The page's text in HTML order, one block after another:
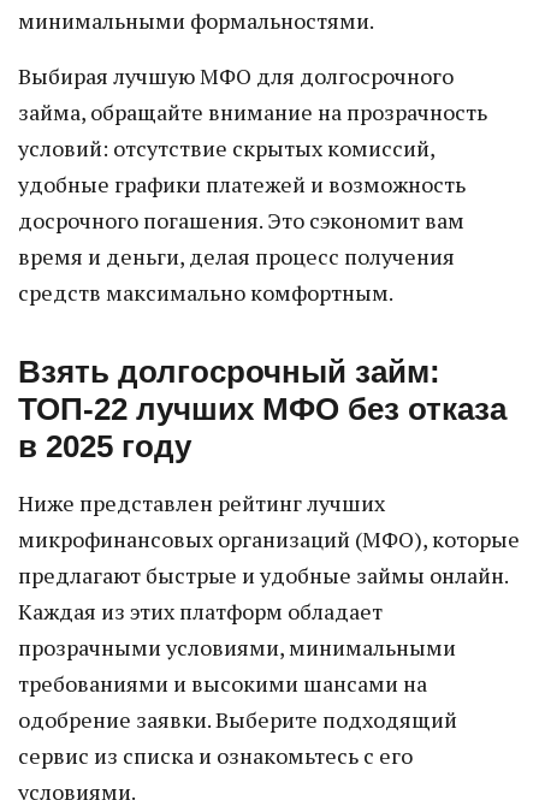
минимальными формальностями.
Выбирая лучшую МФО для долгосрочного
займа, обращайте внимание на прозрачность
условий: отсутствие скрытых комиссий,
удобные графики платежей и возможность
досрочного погашения. Это сэкономит вам
время и деньги, делая процесс получения
средств максимально комфортным.
Взять долгосрочный займ:
ТОП-22 лучших МФО без отказа
в 2025 году
Ниже представлен рейтинг лучших
микрофинансовых организаций (МФО), которые
предлагают быстрые и удобные займы онлайн.
Каждая из этих платформ обладает
прозрачными условиями, минимальными
требованиями и высокими шансами на
одобрение заявки. Выберите подходящий
сервис из списка и ознакомьтесь с его
условиями.